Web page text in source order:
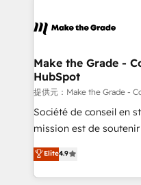
de la productivité des équipes Notre
avec un engagement
métiers et technologie,
travers le changement,
d’entreprise. Grâce à une méthodologie éprouvée
auprès de plus de 400
HubSpot dans votre
question technique ou
Make the Grade -
HubSpot
提供元：Make the Grade -
Société de conseil en
mission est de soutenir
B2B à travers
l'intégration CRM et le
auprès de vos comptes
Elite4.9